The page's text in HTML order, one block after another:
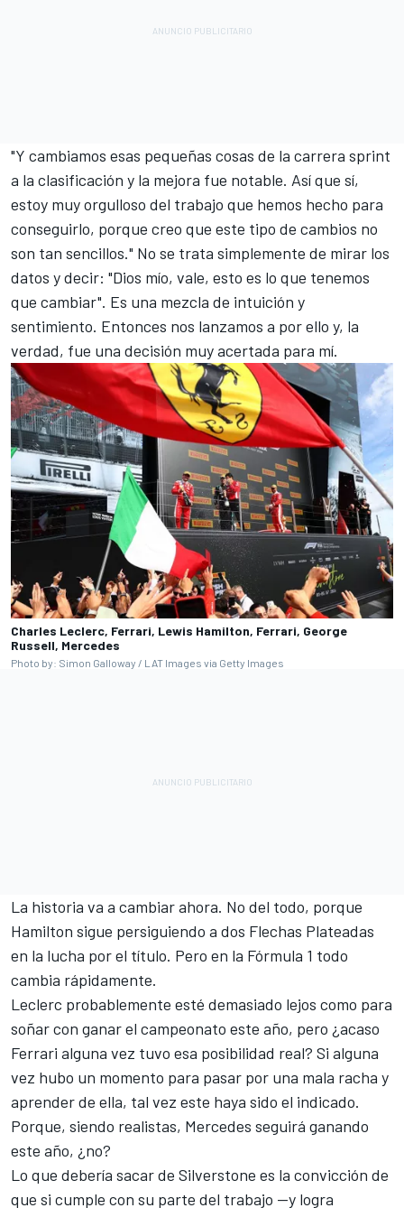
"Y cambiamos esas pequeñas cosas de la carrera sprint
a la clasificación y la mejora fue notable. Así que sí,
estoy muy orgulloso del trabajo que hemos hecho para
conseguirlo, porque creo que este tipo de cambios no
son tan sencillos." No se trata simplemente de mirar los
datos y decir: "Dios mío, vale, esto es lo que tenemos
que cambiar". Es una mezcla de intuición y
sentimiento. Entonces nos lanzamos a por ello y, la
verdad, fue una decisión muy acertada para mí.
Charles Leclerc, Ferrari, Lewis Hamilton, Ferrari, George
Russell, Mercedes
Photo by: Simon Galloway / LAT Images via Getty Images
La historia va a cambiar ahora. No del todo, porque
Hamilton sigue persiguiendo a dos Flechas Plateadas
en la lucha por el título. Pero en la Fórmula 1 todo
cambia rápidamente.
Leclerc probablemente esté demasiado lejos como para
soñar con ganar el campeonato este año, pero ¿acaso
Ferrari alguna vez tuvo esa posibilidad real? Si alguna
vez hubo un momento para pasar por una mala racha y
aprender de ella, tal vez este haya sido el indicado.
Porque, siendo realistas, Mercedes seguirá ganando
este año, ¿no?
Lo que debería sacar de Silverstone es la convicción de
que si cumple con su parte del trabajo —y logra